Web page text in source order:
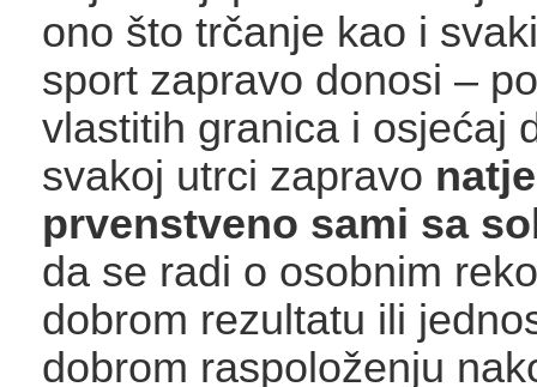
ono što trčanje kao i svaki
sport zapravo donosi –
vlastitih granica i osjećaj
svakoj utrci zapravo
prvenstveno sami sa
da se radi o osobnim
dobrom rezultatu ili
dobrom raspoloženju